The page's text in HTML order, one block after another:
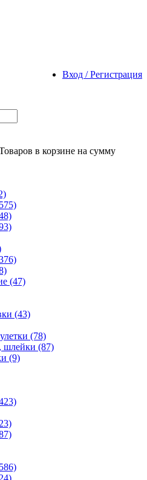
Вход / Регистрация
в корзине на сумму
(47)
(43)
(78)
шлейки (87)
(9)